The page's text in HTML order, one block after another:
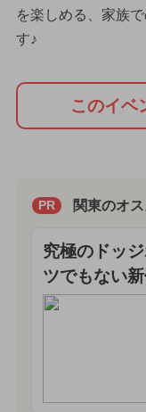
を楽しめる、家族
す♪
このイベ
PR 関東のオ
究極のドッ
ツでもない